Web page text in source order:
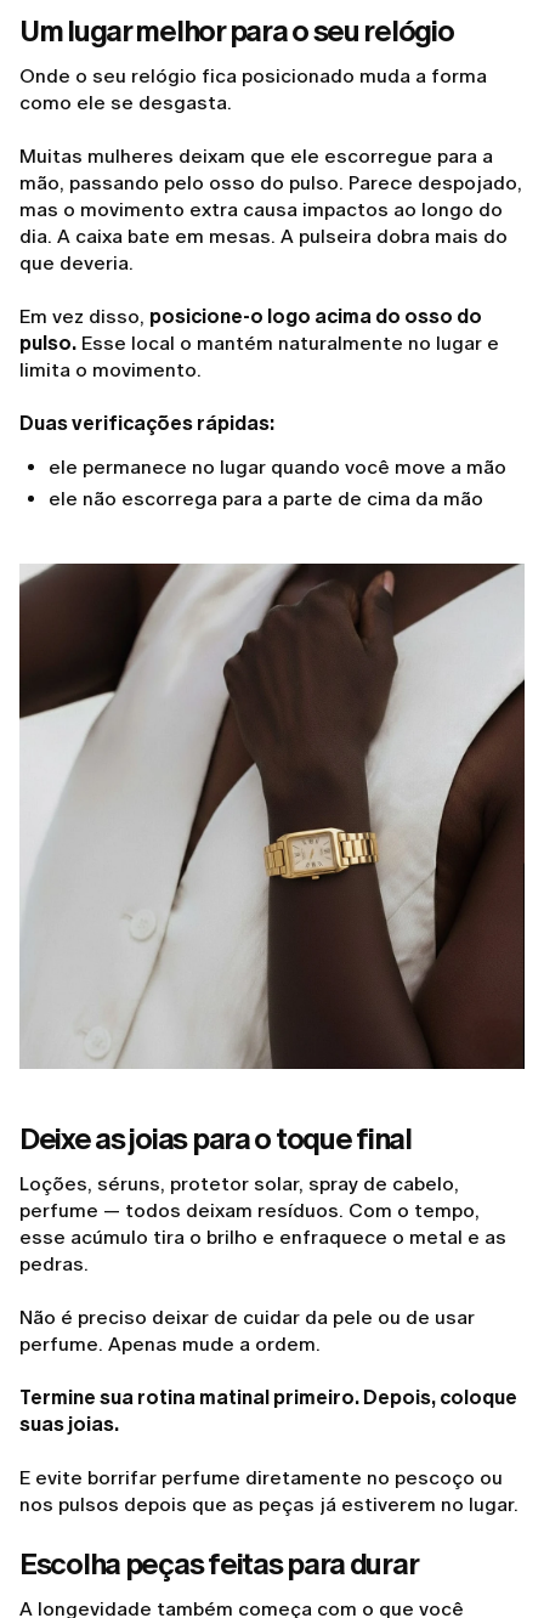
Um lugar melhor para o seu relógio
Onde o seu relógio fica posicionado muda a forma
como ele se desgasta.
Muitas mulheres deixam que ele escorregue para a
mão, passando pelo osso do pulso. Parece despojado,
mas o movimento extra causa impactos ao longo do
dia. A caixa bate em mesas. A pulseira dobra mais do
que deveria.
Em vez disso, posicione-o logo acima do osso do
pulso. Esse local o mantém naturalmente no lugar e
limita o movimento.
Duas verificações rápidas:
ele permanece no lugar quando você move a mão
ele não escorrega para a parte de cima da mão
Deixe as joias para o toque final
Loções, séruns, protetor solar, spray de cabelo,
perfume — todos deixam resíduos. Com o tempo,
esse acúmulo tira o brilho e enfraquece o metal e as
pedras.
Não é preciso deixar de cuidar da pele ou de usar
perfume. Apenas mude a ordem.
Termine sua rotina matinal primeiro. Depois, coloque
suas joias.
E evite borrifar perfume diretamente no pescoço ou
nos pulsos depois que as peças já estiverem no lugar.
Escolha peças feitas para durar
A longevidade também começa com o que você